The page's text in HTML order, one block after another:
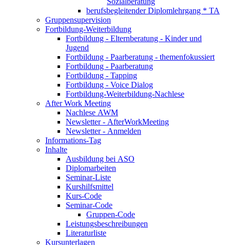
berufsbegleitender Diplomlehrgang * TA
Gruppensupervision
Fortbildung-Weiterbildung
Fortbildung - Elternberatung - Kinder und
Jugend
Fortbildung - Paarberatung - themenfokussiert
Fortbildung - Paarberatung
Fortbildung - Tapping
Fortbildung - Voice Dialog
Fortbildung-Weiterbildung-Nachlese
After Work Meeting
Nachlese AWM
Newsletter - AfterWorkMeeting
Newsletter - Anmelden
Informations-Tag
Inhalte
Ausbildung bei ASO
Diplomarbeiten
Seminar-Liste
Kurshilfsmittel
Kurs-Code
Seminar-Code
Gruppen-Code
Leistungsbeschreibungen
Literaturliste
Kursunterlagen